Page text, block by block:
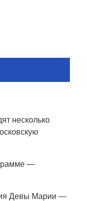
несколько
—
Девы Марии —